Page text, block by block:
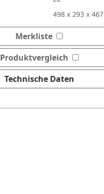
498 x 293 x 467
Merkliste
Produktvergleich
Technische Daten